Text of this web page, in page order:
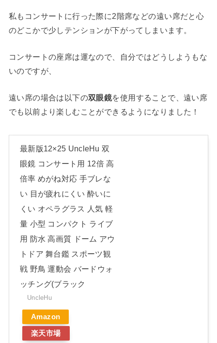
私もコンサートに行った際に2階席などの遠い席だと心
のどこかで少しテンションが下がってしまいます。
コンサートの座席は運なので、自分ではどうしようもな
いのですが、
遠い席の場合は以下の双眼鏡を使用することで、遠い席
でも以前より楽しむことができるようになりました！
最新版12×25 UncleHu 双
眼鏡 コンサート用 12倍 高
倍率 めがね対応 手ブレな
い 目が疲れにくい 酔いに
くい オペラグラス 人気 軽
量 小型 コンパクト ライブ
用 防水 高画質 ドーム アウ
トドア 舞台鑑 スポーツ観
戦 野鳥 運動会 バードウォ
ッチング(ブラック
UncleHu
Amazon
楽天市場